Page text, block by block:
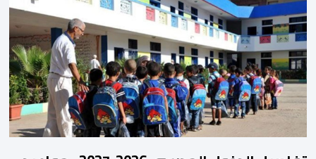
المنتخبات الوطنية خلال الفترة الأخيرة. وشهد الاجتماع تقديم عرض
مفصل حول مشاركة المنتخبين الوطنيين لأقل من 18 سنة، إناثا وذكورا،
من طرف اللجنة التقنية التي واكبت كل […]